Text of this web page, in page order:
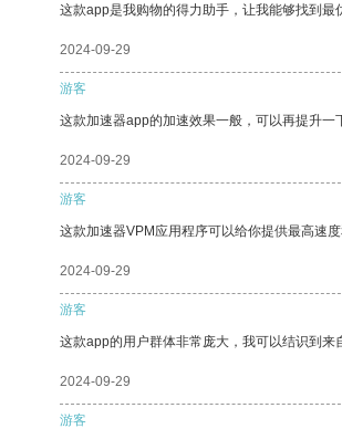
这款app是我购物的得力助手，让我能够找到最
2024-09-29
游客
这款加速器app的加速效果一般，可以再提升一
2024-09-29
游客
这款加速器VPM应用程序可以给你提供最高速
2024-09-29
游客
这款app的用户群体非常庞大，我可以结识到来
2024-09-29
游客